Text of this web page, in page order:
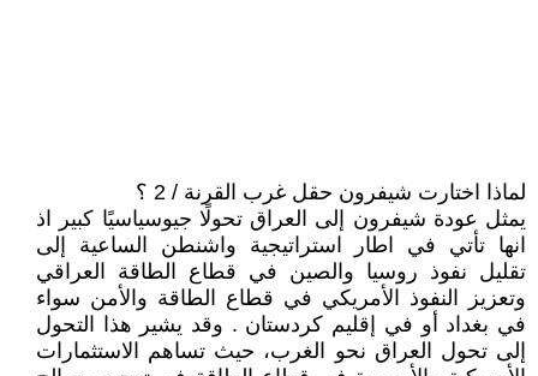
لماذا اختارت شيفرون حقل غرب القرنة / 2 ؟
يمثل عودة شيفرون إلى العراق تحولًا جيوسياسيًا كبير اذ
انها تأتي في اطار استراتيجية واشنطن الساعية إلى
تقليل نفوذ روسيا والصين في قطاع الطاقة العراقي
وتعزيز النفوذ الأمريكي في قطاع الطاقة والأمن سواء
في بغداد أو في إقليم كردستان . وقد يشير هذا التحول
إلى تحول العراق نحو الغرب، حيث تساهم الاستثمارات